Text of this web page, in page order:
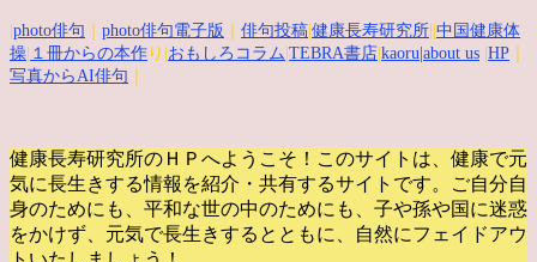
photo俳句 photo俳句電子版 俳句投稿 健康長寿研究所 中国健康体
操 １冊からの本作 り| おもしろコラム TEBRA書店 kaoru |about us HP
写真からAI俳句
健康長寿研究所のＨＰへようこそ！このサイトは、健康で元
気に長生きする情報を紹介・共有するサイトです。
ご自分自
身のためにも、平和な世の中のためにも、子や孫や国に迷惑
をかけず、元気で長生きするとともに、自然にフェイドアウ